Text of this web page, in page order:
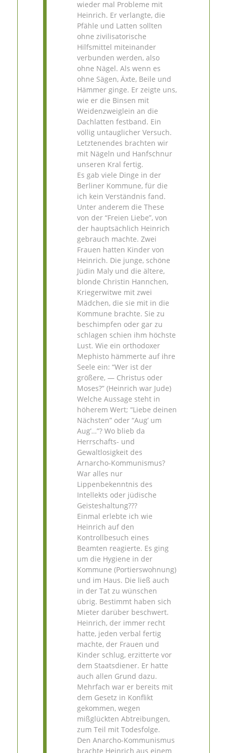
wieder mal Probleme mit
Heinrich. Er verlangte, die
Pfähle und Latten sollten
ohne zivilisatorische
Hilfsmittel miteinander
verbunden werden, also
ohne Nägel. Als wenn es
ohne Sägen, Äxte, Beile und
Hämmer ginge. Er zeigte uns,
wie er die Binsen mit
Weidenzweiglein an die
Dachlatten festband. Ein
völlig untauglicher Versuch.
Letztenendes brachten wir
mit Nägeln und Hanfschnur
unseren Kral fertig.
Es gab viele Dinge in der
Berliner Kommune, für die
ich kein Verständnis fand.
Unter anderem die These
von der “Freien Liebe”, von
der hauptsächlich Heinrich
gebrauch machte. Zwei
Frauen hatten Kinder von
Heinrich. Die junge, schöne
Jüdin Maly und die ältere,
blonde Christin Hannchen,
Kriegerwitwe mit zwei
Mädchen, die sie mit in die
Kommune brachte. Sie zu
beschimpfen oder gar zu
schlagen schien ihm höchste
Lust. Wie ein orthodoxer
Mephisto hämmerte auf ihre
Seele ein: “Wer ist der
größere, — Christus oder
Moses?” (Heinrich war Jude)
Welche Aussage steht in
höherem Wert; “Liebe deinen
Nächsten” oder “Aug’ um
Aug’…”? Wo blieb da
Herrschafts- und
Gewaltlosigkeit des
Arnarcho-Kommunismus?
War alles nur
Lippenbekenntnis des
Intellekts oder jüdische
Geisteshaltung???
Einmal erlebte ich wie
Heinrich auf den
Kontrollbesuch eines
Beamten reagierte. Es ging
um die Hygiene in der
Kommune (Portierswohnung)
und im Haus. Die ließ auch
in der Tat zu wünschen
übrig. Bestimmt haben sich
Mieter darüber beschwert.
Heinrich, der immer recht
hatte, jeden verbal fertig
machte, der Frauen und
Kinder schlug, erzitterte vor
dem Staatsdiener. Er hatte
auch allen Grund dazu.
Mehrfach war er bereits mit
dem Gesetz in Konflikt
gekommen, wegen
mißglückten Abtreibungen,
zum Teil mit Todesfolge.
Den Anarcho-Kommunismus
brachte Heinrich aus einem